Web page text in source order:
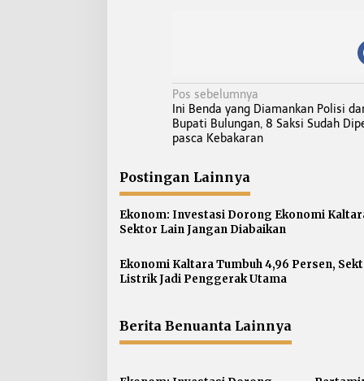
N
a
v
g
a
s
i
o
Pos sebelumnya
Ini Benda yang Diamankan Polisi
Bupati Bulungan, 8 Saksi Sudah
pasca Kebakaran
Postingan Lainnya
Ekonom: Investasi Dorong Ekonomi
Sektor Lain Jangan Diabaikan
Ekonomi Kaltara Tumbuh 4,96 Persen,
Listrik Jadi Penggerak Utama
Berita Benuanta Lainnya